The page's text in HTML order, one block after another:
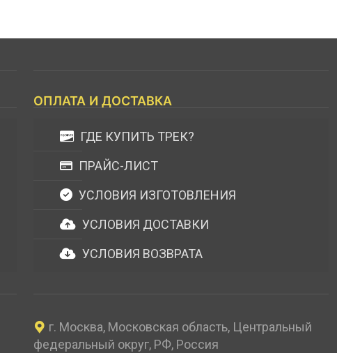
ОПЛАТА И ДОСТАВКА
ГДЕ КУПИТЬ ТРЕК?
ПРАЙС-ЛИСТ
УСЛОВИЯ ИЗГОТОВЛЕНИЯ
УСЛОВИЯ ДОСТАВКИ
УСЛОВИЯ ВОЗВРАТА
г. Москва, Московская область, Центральный
федеральный округ, РФ, Россия